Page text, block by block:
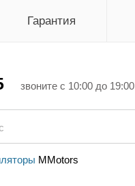
Гарантия
звоните с 10:00 до 19:00
MMotors